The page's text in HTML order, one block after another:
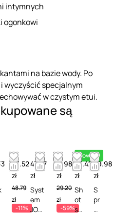
intymnych
ogonkowi
na bazie wody. Po
i wyczyścić specjalnym
w czystym etui.
są
43.52
zł
48.79
zł
-11%
47.97
zł
Syst
em
JO
11.98
zł
29.20
zł
-59%
Nowość
43.42
zł
Sh
ot
sT
29.98
zł
S
pr
ay